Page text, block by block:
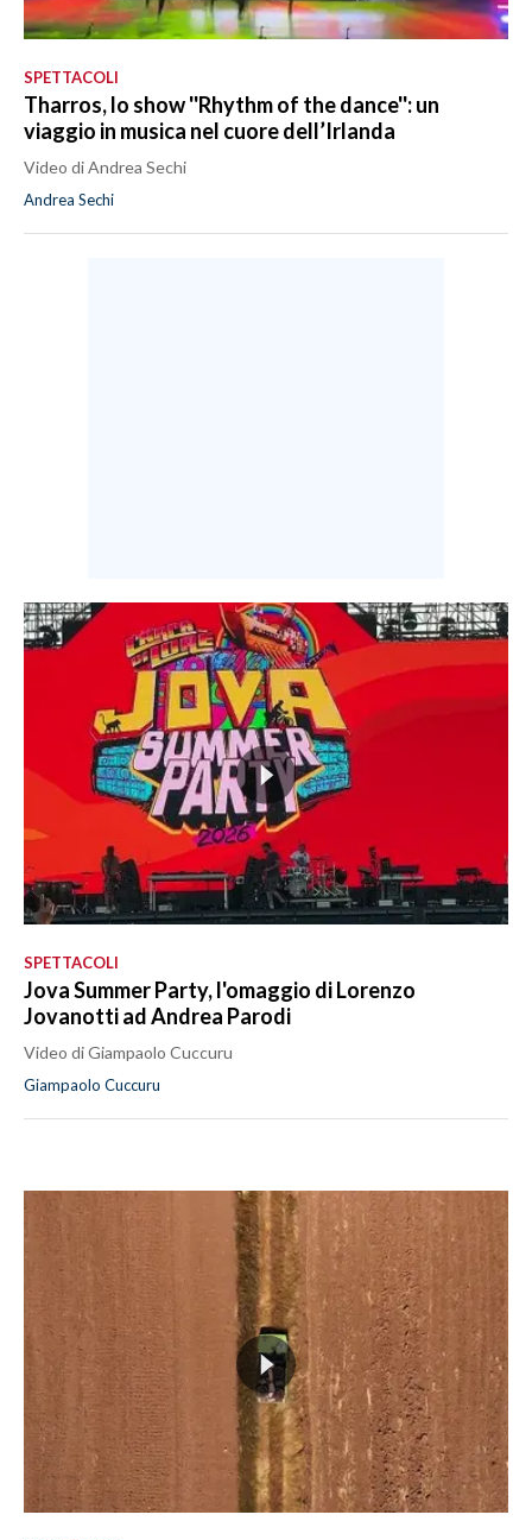
SPETTACOLI
Tharros, lo show ''Rhythm of the dance'': un
viaggio in musica nel cuore dell’Irlanda
Video di Andrea Sechi
Andrea Sechi
SPETTACOLI
Jova Summer Party, l'omaggio di Lorenzo
Jovanotti ad Andrea Parodi
Video di Giampaolo Cuccuru
Giampaolo Cuccuru